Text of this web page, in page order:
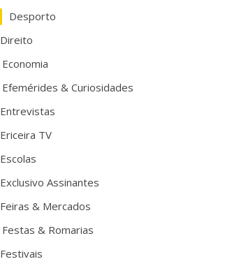
Desporto
Direito
Economia
Efemérides & Curiosidades
Entrevistas
Ericeira TV
Escolas
Exclusivo Assinantes
Feiras & Mercados
Festas & Romarias
Festivais